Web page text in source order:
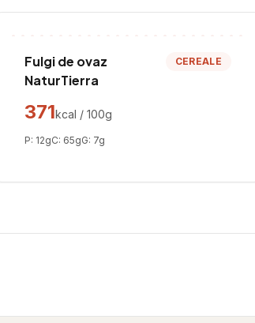
Fulgi de ovaz
NaturTierra
CEREALE
371kcal / 100g
P: 12gC: 65gG: 7g